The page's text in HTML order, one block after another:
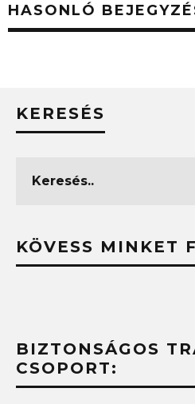
HASONLÓ
KERESÉS
KÖVESS MINKET
BIZTONSÁGOS
CSOPORT: